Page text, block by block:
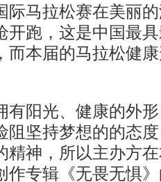
马拉松赛在美丽
开跑，这是中国最
而本届的马拉松健
阳光、健康的外形
阻坚持梦想的的态
精神，所以主办方
作专辑《无畏无惧